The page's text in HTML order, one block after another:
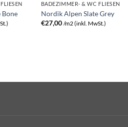
Bone
BADEZIMMER- & WC FLIESEN
Nordik Alpen Slate Grey
€27,00 /m2 (inkl. MwSt.)